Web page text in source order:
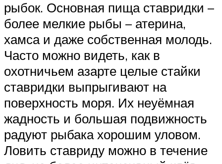
рыбок. Основная пища ставридки –
более мелкие рыбы – атерина,
хамса и даже собственная молодь.
Часто можно видеть, как в
охотничьем азарте целые стайки
ставридки выпрыгивают на
поверхность моря. Их неуёмная
жадность и большая подвижность
радуют рыбака хорошим уловом.
Ловить ставриду можно в течение